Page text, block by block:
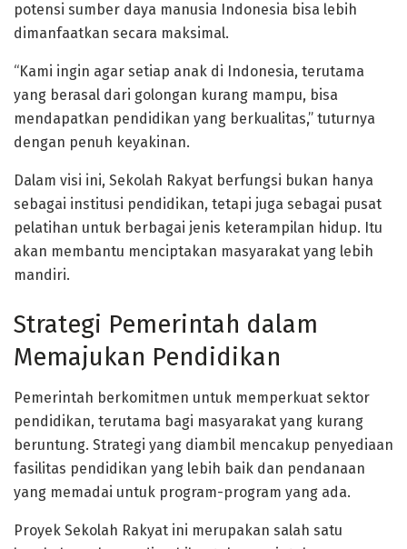
potensi sumber daya manusia Indonesia bisa lebih
dimanfaatkan secara maksimal.
“Kami ingin agar setiap anak di Indonesia, terutama
yang berasal dari golongan kurang mampu, bisa
mendapatkan pendidikan yang berkualitas,” tuturnya
dengan penuh keyakinan.
Dalam visi ini, Sekolah Rakyat berfungsi bukan hanya
sebagai institusi pendidikan, tetapi juga sebagai pusat
pelatihan untuk berbagai jenis keterampilan hidup. Itu
akan membantu menciptakan masyarakat yang lebih
mandiri.
Strategi Pemerintah dalam
Memajukan Pendidikan
Pemerintah berkomitmen untuk memperkuat sektor
pendidikan, terutama bagi masyarakat yang kurang
beruntung. Strategi yang diambil mencakup penyediaan
fasilitas pendidikan yang lebih baik dan pendanaan
yang memadai untuk program-program yang ada.
Proyek Sekolah Rakyat ini merupakan salah satu